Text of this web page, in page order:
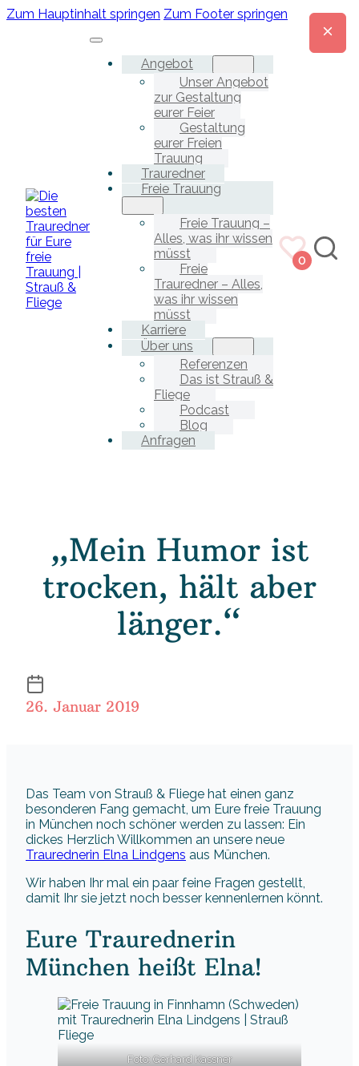
Zum Hauptinhalt springen Zum Footer springen
Angebot
Unser Angebot
zur Gestaltung
eurer Feier
Gestaltung
eurer Freien
Trauung
Trauredner
Freie Trauung
Freie Trauung –
Alles, was ihr wissen
müsst
Freie
Trauredner – Alles,
was ihr wissen
müsst
Karriere
Über uns
Referenzen
Das ist Strauß &
Fliege
Podcast
Blog
Anfragen
0
„Mein Humor ist
trocken, hält aber
länger.“
26. Januar 2019
Das Team von Strauß & Fliege hat einen ganz
besonderen Fang gemacht, um Eure freie Trauung
in München noch schöner werden zu lassen: Ein
dickes Herzlich Willkommen an unsere neue
Traurednerin Elna Lindgens aus München.
Wir haben Ihr mal ein paar feine Fragen gestellt,
damit Ihr sie jetzt noch besser kennenlernen könnt.
Eure Traurednerin
München heißt Elna!
Foto: Gerhard Kassner